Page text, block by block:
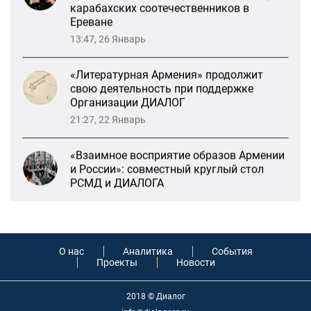
карабахских соотечественников в
Ереване
13:47, 26 Январь
«Литературная Армения» продолжит
свою деятельность при поддержке
Организации ДИАЛОГ
21:27, 22 Январь
«Взаимное восприятие образов Армении
и России»: совместный круглый стол
РСМД и ДИАЛОГА
драматического театра и консолидация
карабахских соотечественников в
Ереване
13:47, 26 Январь
О нас Аналитика
События
Проекты
Новости
2018 © Диалог